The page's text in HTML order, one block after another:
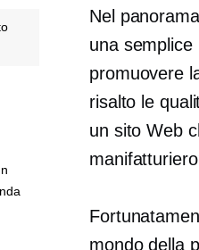
Nel
una
promuovere
risalto le
un sito Web
mondo della